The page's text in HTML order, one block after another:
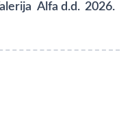
Alfa d.d. 2026.